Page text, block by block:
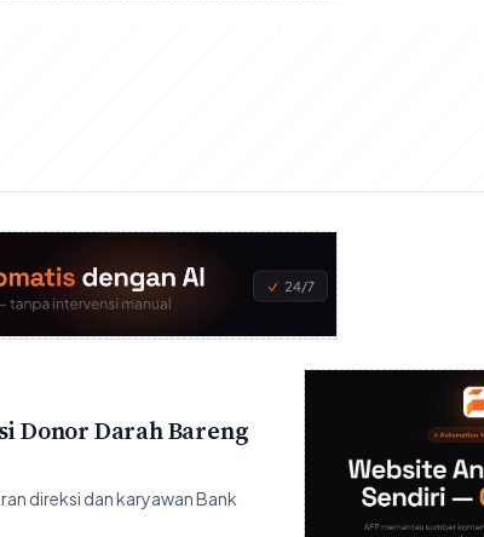
Donor Darah Bareng
direksi dan karyawan Bank